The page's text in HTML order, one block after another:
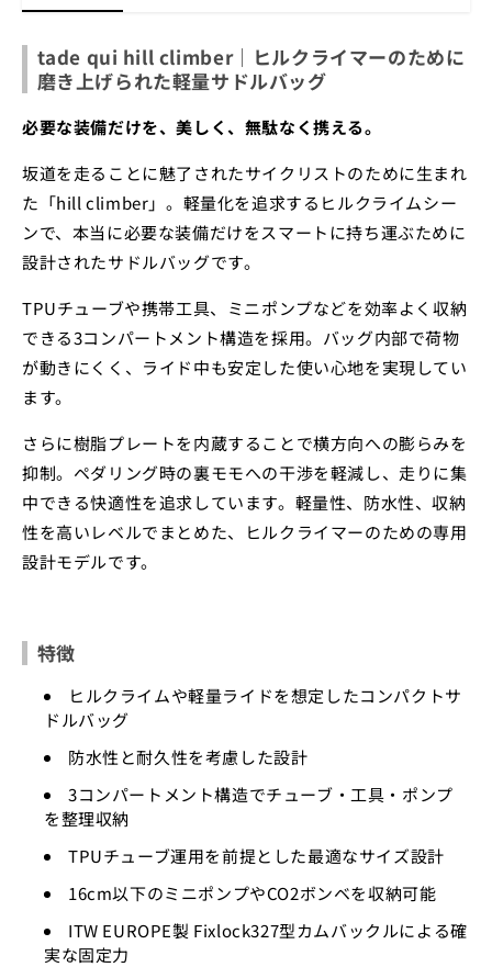
tade qui hill climber｜ヒルクライマーのために
磨き上げられた軽量サドルバッグ
必要な装備だけを、美しく、無駄なく携える。
坂道を走ることに魅了されたサイクリストのために生まれ
た「hill climber」。軽量化を追求するヒルクライムシー
ンで、本当に必要な装備だけをスマートに持ち運ぶために
設計されたサドルバッグです。
TPUチューブや携帯工具、ミニポンプなどを効率よく収納
できる3コンパートメント構造を採用。バッグ内部で荷物
が動きにくく、ライド中も安定した使い心地を実現してい
ます。
さらに樹脂プレートを内蔵することで横方向への膨らみを
抑制。ペダリング時の裏モモへの干渉を軽減し、走りに集
中できる快適性を追求しています。軽量性、防水性、収納
性を高いレベルでまとめた、ヒルクライマーのための専用
設計モデルです。
特徴
ヒルクライムや軽量ライドを想定したコンパクトサ
ドルバッグ
防水性と耐久性を考慮した設計
3コンパートメント構造でチューブ・工具・ポンプ
を整理収納
TPUチューブ運用を前提とした最適なサイズ設計
16cm以下のミニポンプやCO2ボンベを収納可能
ITW EUROPE製 Fixlock327型カムバックルによる確
実な固定力